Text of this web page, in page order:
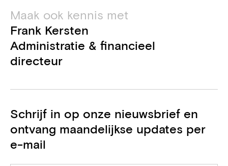
Maak ook kennis met
Frank Kersten
Administratie & financieel
directeur
Schrijf in op onze nieuwsbrief en
ontvang maandelijkse updates per
e-mail